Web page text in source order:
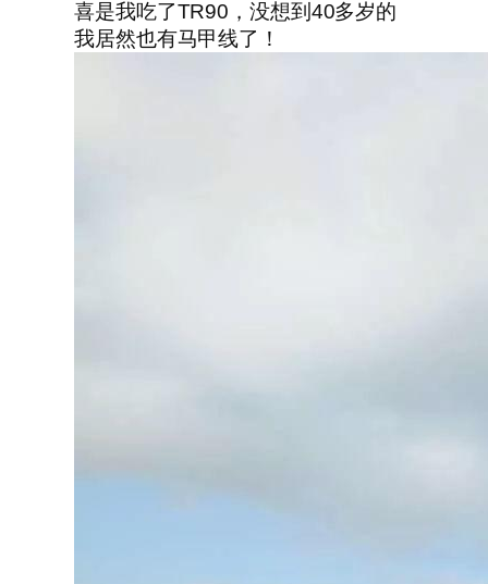
喜是我吃了TR90，没想到40多岁的
我居然也有马甲线了！